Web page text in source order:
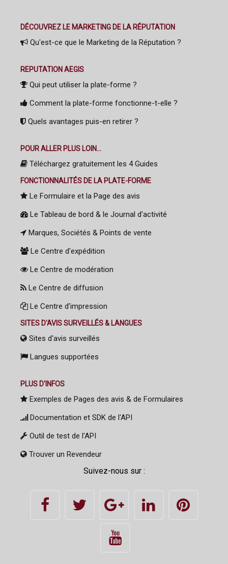
DÉCOUVREZ LE MARKETING DE LA RÉPUTATION
Qu'est-ce que le Marketing de la Réputation ?
REPUTATION AEGIS
Qui peut utiliser la plate-forme ?
Comment la plate-forme fonctionne-t-elle ?
Quels avantages puis-en retirer ?
POUR ALLER PLUS LOIN...
Téléchargez gratuitement les 4 Guides
FONCTIONNALITÉS DE LA PLATE-FORME
Le Formulaire et la Page des avis
Le Tableau de bord & le Journal d'activité
Marques, Sociétés & Points de vente
Le Centre d'expédition
Le Centre de modération
Le Centre de diffusion
Le Centre d'impression
SITES D'AVIS SURVEILLÉS & LANGUES
Sites d'avis surveillés
Langues supportées
PLUS D'INFOS
Exemples de Pages des avis & de Formulaires
Documentation et SDK de l'API
Outil de test de l'API
Trouver un Revendeur
Suivez-nous sur :